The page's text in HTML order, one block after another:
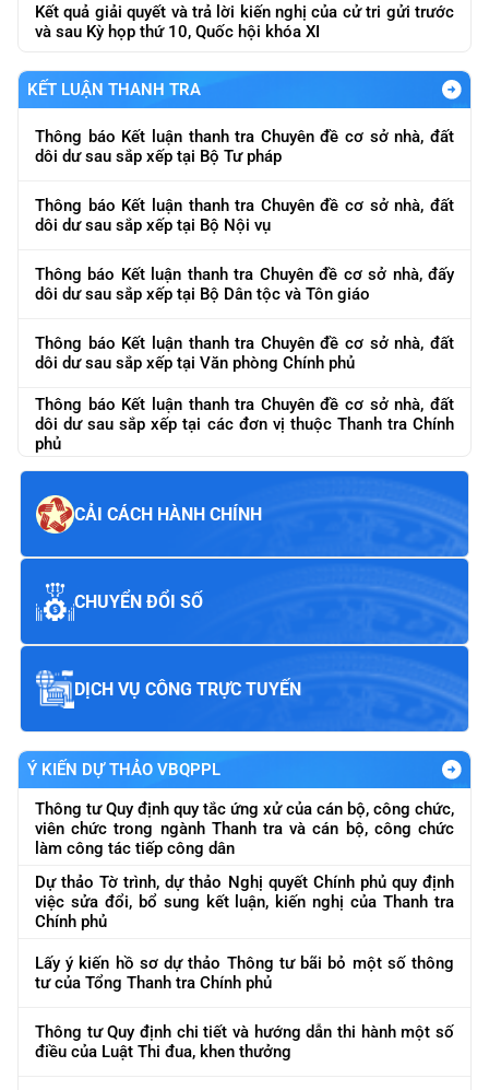
Kết quả giải quyết và trả lời kiến nghị của cử tri gửi trước
và sau Kỳ họp thứ 10, Quốc hội khóa XI
KẾT LUẬN THANH TRA
Thông báo Kết luận thanh tra Chuyên đề cơ sở nhà, đất
dôi dư sau sắp xếp tại Bộ Tư pháp
Thông báo Kết luận thanh tra Chuyên đề cơ sở nhà, đất
dôi dư sau sắp xếp tại Bộ Nội vụ
Thông báo Kết luận thanh tra Chuyên đề cơ sở nhà, đấy
dôi dư sau sắp xếp tại Bộ Dân tộc và Tôn giáo
Thông báo Kết luận thanh tra Chuyên đề cơ sở nhà, đất
dôi dư sau sắp xếp tại Văn phòng Chính phủ
Thông báo Kết luận thanh tra Chuyên đề cơ sở nhà, đất
dôi dư sau sắp xếp tại các đơn vị thuộc Thanh tra Chính
phủ
CẢI CÁCH HÀNH CHÍNH
CHUYỂN ĐỔI SỐ
DỊCH VỤ CÔNG TRỰC TUYẾN
Ý KIẾN DỰ THẢO VBQPPL
Thông tư Quy định quy tắc ứng xử của cán bộ, công chức,
viên chức trong ngành Thanh tra và cán bộ, công chức
làm công tác tiếp công dân
Dự thảo Tờ trình, dự thảo Nghị quyết Chính phủ quy định
việc sửa đổi, bổ sung kết luận, kiến nghị của Thanh tra
Chính phủ
Lấy ý kiến hồ sơ dự thảo Thông tư bãi bỏ một số thông
tư của Tổng Thanh tra Chính phủ
Thông tư Quy định chi tiết và hướng dẫn thi hành một số
điều của Luật Thi đua, khen thưởng